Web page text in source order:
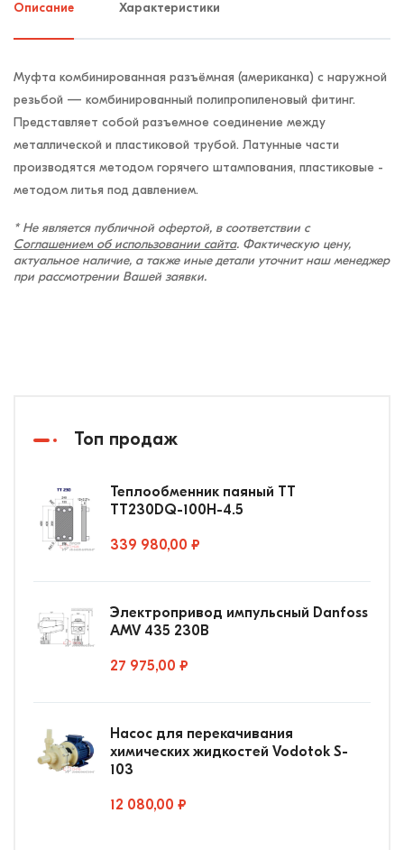
Описание Характеристики
Муфта комбинированная разъёмная (американка) с наружной
резьбой — комбинированный полипропиленовый фитинг.
Представляет собой разъемное соединение между
металлической и пластиковой трубой. Латунные части
производятся методом горячего штампования, пластиковые -
методом литья под давлением.
* Не является публичной офертой, в соответствии с
Соглашением об использовании сайта. Фактическую цену,
актуальное наличие, а также иные детали уточнит наш менеджер
при рассмотрении Вашей заявки.
Топ продаж
Теплообменник паяный ТТ
ТТ230DQ-100Н-4.5
339 980,00 ₽
Электропривод импульсный Danfoss
AMV 435 230В
27 975,00 ₽
Насос для перекачивания
химических жидкостей Vodotok S-
103
12 080,00 ₽